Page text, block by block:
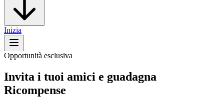
Inizia
Opportunità esclusiva
Invita i tuoi amici e guadagna
Ricompense